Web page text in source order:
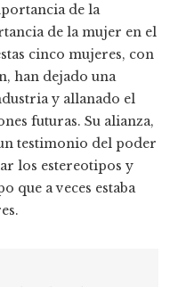
de la
de la mujer en el
cinco mujeres, con
han dejado una
y allanado el
futuras. Su alianza,
testimonio del poder
los estereotipos y
que a veces estaba